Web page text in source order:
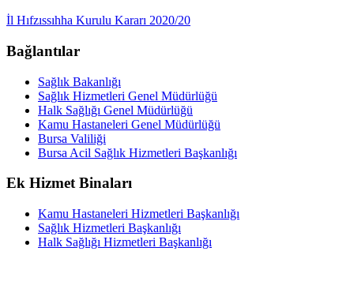
İl Hıfzıssıhha Kurulu Kararı 2020/20
Bağlantılar
Sağlık Bakanlığı
Sağlık Hizmetleri Genel Müdürlüğü
Halk Sağlığı Genel Müdürlüğü
Kamu Hastaneleri Genel Müdürlüğü
Bursa Valiliği
Bursa Acil Sağlık Hizmetleri Başkanlığı
Ek Hizmet Binaları
Kamu Hastaneleri Hizmetleri Başkanlığı
Sağlık Hizmetleri Başkanlığı
Halk Sağlığı Hizmetleri Başkanlığı